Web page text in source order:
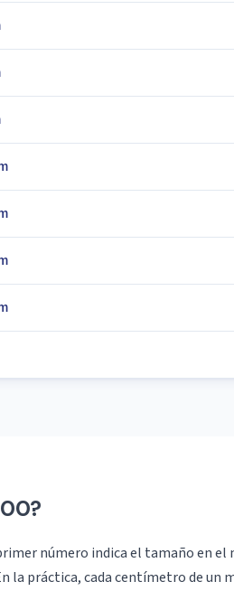
número indica el tamaño en el
práctica, cada centímetro de un